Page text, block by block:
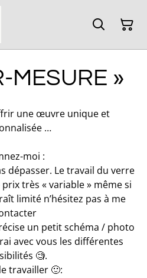
MESURE »
une œuvre unique et
…
moi :
dépasser. Le travail du verre
très « variable » même si
limité n’hésitez pas à me
un petit schéma / photo
avec vous les différentes
🧐.
travailler 🙂: